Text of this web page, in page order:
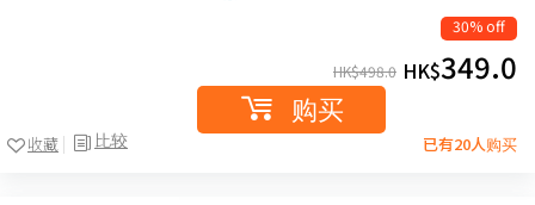
比较
收藏
30% off
HK$498.0 HK$349.0
购买
已有20人购买